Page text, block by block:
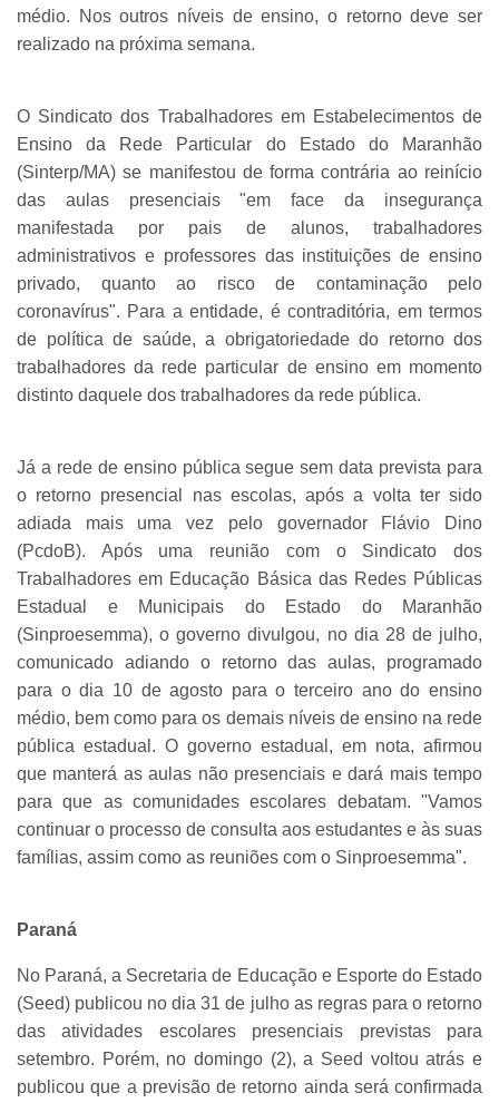
médio. Nos outros níveis de ensino, o retorno deve ser
realizado na próxima semana.
O Sindicato dos Trabalhadores em Estabelecimentos de
Ensino da Rede Particular do Estado do Maranhão
(Sinterp/MA) se manifestou de forma contrária ao reinício
das aulas presenciais "em face da insegurança
manifestada por pais de alunos, trabalhadores
administrativos e professores das instituições de ensino
privado, quanto ao risco de contaminação pelo
coronavírus". Para a entidade, é contraditória, em termos
de política de saúde, a obrigatoriedade do retorno dos
trabalhadores da rede particular de ensino em momento
distinto daquele dos trabalhadores da rede pública.
Já a rede de ensino pública segue sem data prevista para
o retorno presencial nas escolas, após a volta ter sido
adiada mais uma vez pelo governador Flávio Dino
(PcdoB). Após uma reunião com o Sindicato dos
Trabalhadores em Educação Básica das Redes Públicas
Estadual e Municipais do Estado do Maranhão
(Sinproesemma), o governo divulgou, no dia 28 de julho,
comunicado adiando o retorno das aulas, programado
para o dia 10 de agosto para o terceiro ano do ensino
médio, bem como para os demais níveis de ensino na rede
pública estadual. O governo estadual, em nota, afirmou
que manterá as aulas não presenciais e dará mais tempo
para que as comunidades escolares debatam. "Vamos
continuar o processo de consulta aos estudantes e às suas
famílias, assim como as reuniões com o Sinproesemma".
Paraná
No Paraná, a Secretaria de Educação e Esporte do Estado
(Seed) publicou no dia 31 de julho as regras para o retorno
das atividades escolares presenciais previstas para
setembro. Porém, no domingo (2), a Seed voltou atrás e
publicou que a previsão de retorno ainda será confirmada